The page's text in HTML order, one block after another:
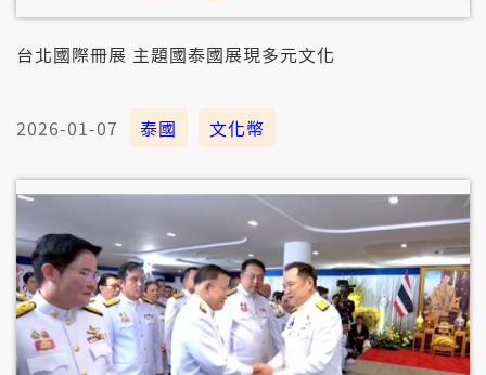
台北國際冊展 主題國泰國展現多元文化
2026-01-07 泰國 文化幣